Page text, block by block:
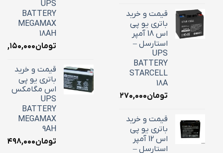
قیمت و خرید
باتری یو پی
اس 18 آمپر
استارسل –
UPS
BATTERY
STARCELL
18A
تومان۶,۲۷۰,۰۰۰
قیمت و خرید
باتری یو پی
اس 12 آمپر
استارسل –
UPS
BATTERY
MEGAMAX
18AH
تومان۷,۱۵۰,۰۰۰
قیمت و خرید
باتری یو پی
اس مگامکس
UPS
BATTERY
MEGAMAX
9AH
تومان